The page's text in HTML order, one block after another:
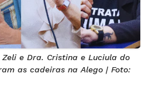
e Dra. Cristina e Luciula do
as cadeiras na Alego | Foto: